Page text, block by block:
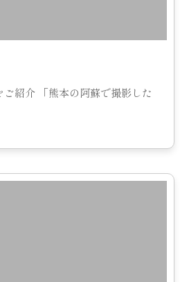
紹介 「熊本の阿蘇で撮影した